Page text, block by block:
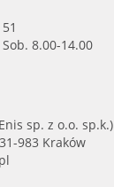
8.00-14.00
sp. z o.o. sp.k.)
983 Kraków